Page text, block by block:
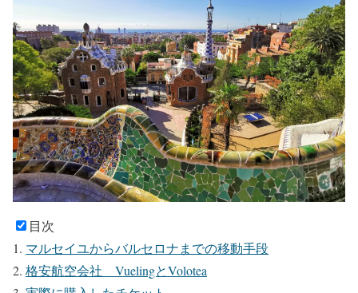
目次
マルセイユからバルセロナまでの移動手段
格安航空会社 VuelingとVolotea